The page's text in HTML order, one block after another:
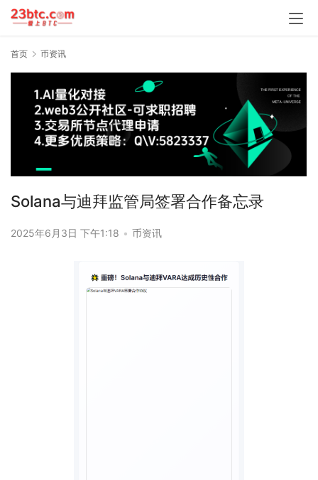
首页 币资讯
Solana与迪拜监管局签署合作备忘录
2025年6月3日 下午1:18 • 币资讯